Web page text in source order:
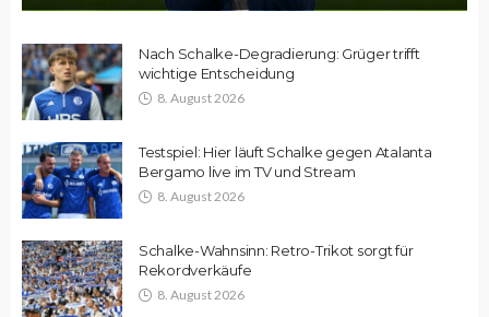
Nach Schalke-Degradierung: Grüger trifft
wichtige Entscheidung
8. August 2026
Testspiel: Hier läuft Schalke gegen Atalanta
Bergamo live im TV und Stream
8. August 2026
Schalke-Wahnsinn: Retro-Trikot sorgt für
Rekordverkäufe
8. August 2026